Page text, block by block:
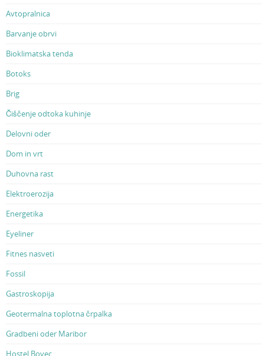
Avtopralnica
Barvanje obrvi
Bioklimatska tenda
Botoks
Brig
Čiščenje odtoka kuhinje
Delovni oder
Dom in vrt
Duhovna rast
Elektroerozija
Energetika
Eyeliner
Fitnes nasveti
Fossil
Gastroskopija
Geotermalna toplotna črpalka
Gradbeni oder Maribor